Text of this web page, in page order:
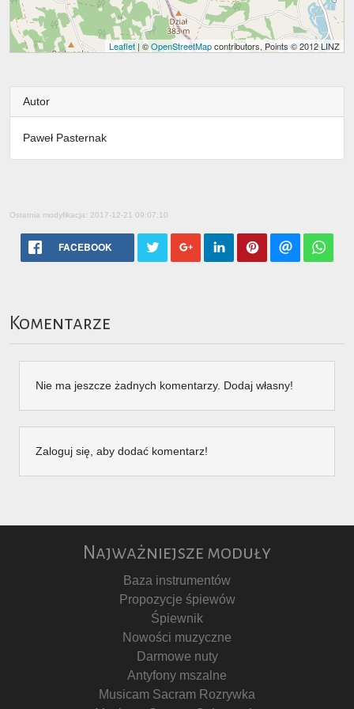
Leaflet| ©OpenStreetMapcontributors, Points © 2012 LINZ
Autor
Paweł Pasternak
Ostatnia modyfikacja: 2017-12-21 09:07:10
FACEBOOK
Komentarze
Nie ma jeszcze żadnych komentarzy. Dodaj własny!
Zaloguj się, aby dodać komentarz!
Najważniejsze moduły
Baza instrumentów
Propozycje śpiewów
Śpiewnik
Nowości muzyczne
Darmowe nuty
Antyfony mszalne
Musicam Sacram Rozrywka